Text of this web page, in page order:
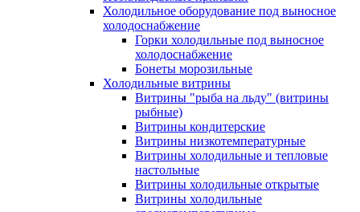
Холодильное оборудование под выносное
холодоснабжение
Горки холодильные под выносное
холодоснабжение
Бонеты морозильные
Холодильные витрины
Витрины "рыба на льду" (витрины
рыбные)
Витрины кондитерские
Витрины низкотемпературные
Витрины холодильные и тепловые
настольные
Витрины холодильные открытые
Витрины холодильные